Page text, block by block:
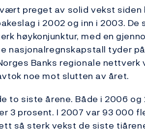
preget av solid vekst siden
i 2002 og inn i 2003. De
høykonjunktur, med en
nasjonalregnskapstall tyder
Banks regionale nettverk
noe mot slutten av året.
to siste årene. Både i 2006 og
3 prosent. I 2007 var 93 000
så sterk vekst de siste